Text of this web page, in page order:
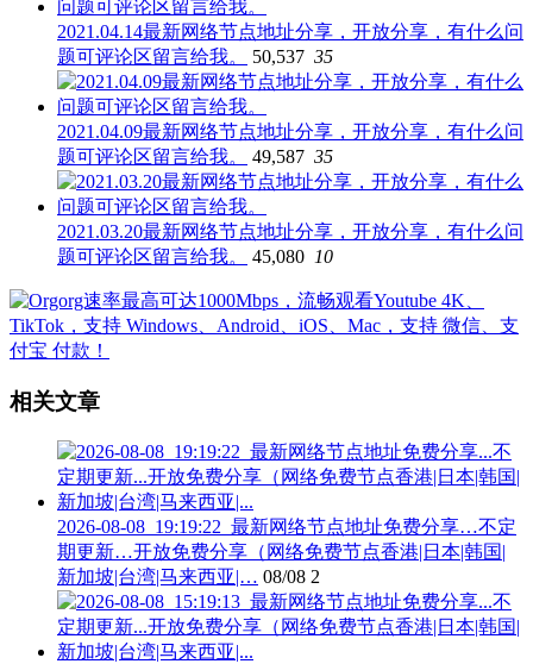
2021.04.14最新网络节点地址分享，开放分享，有什么问
题可评论区留言给我。
50,537 35
2021.04.09最新网络节点地址分享，开放分享，有什么问
题可评论区留言给我。
49,587 35
2021.03.20最新网络节点地址分享，开放分享，有什么问
题可评论区留言给我。
45,080 10
相关文章
2026-08-08_19:19:22_最新网络节点地址免费分享…不定
期更新…开放免费分享（网络免费节点香港|日本|韩国|
新加坡|台湾|马来西亚|… 08/08 2